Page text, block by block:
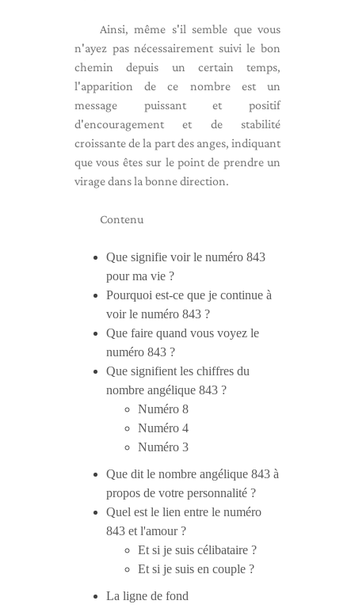
Ainsi, même s'il semble que vous
n'ayez pas nécessairement suivi le bon
chemin depuis un certain temps,
l'apparition de ce nombre est un
message puissant et positif
d'encouragement et de stabilité
croissante de la part des anges, indiquant
que vous êtes sur le point de prendre un
virage dans la bonne direction.
Contenu
Que signifie voir le numéro 843
pour ma vie ?
Pourquoi est-ce que je continue à
voir le numéro 843 ?
Que faire quand vous voyez le
numéro 843 ?
Que signifient les chiffres du
nombre angélique 843 ?
Numéro 8
Numéro 4
Numéro 3
Que dit le nombre angélique 843 à
propos de votre personnalité ?
Quel est le lien entre le numéro
843 et l'amour ?
Et si je suis célibataire ?
Et si je suis en couple ?
La ligne de fond